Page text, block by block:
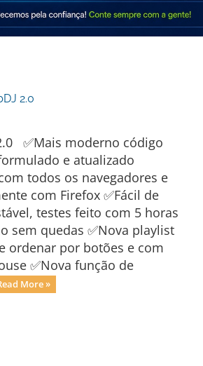
2.0
✅Mais moderno código
e atualizado
todos os navegadores e
com Firefox ✅Fácil de
testes feito com 5 horas
sem quedas ✅Nova playlist
ordenar por botões e com
✅Nova função de
More »